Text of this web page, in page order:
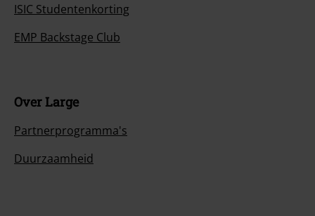
ISIC Studentenkorting
EMP Backstage Club
Over Large
Partnerprogramma's
Duurzaamheid